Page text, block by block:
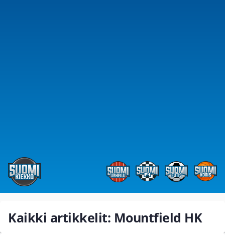
Kaikki artikkelit: Mountfield HK